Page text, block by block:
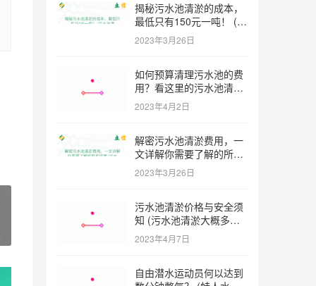
揭秘污水池清淤的成本，
最低只有150元一吨！ (污
水池清淤一米多少钱一吨)
2023年3月26日
如何预算清理污水池的费
用？看这里的污水池清淤
工程报价表范本！ (污水
池清淤工程报价表范本)
2023年4月2日
解密污水池清淤费用，一
文详解你需要了解的所有
因素 (污水池清淤一米多
少钱)
2023年3月26日
污水池清淤价格与安全须
知 (污水池清淤大概多少
一方)
2023年4月7日
自由潜水运动员何以达到